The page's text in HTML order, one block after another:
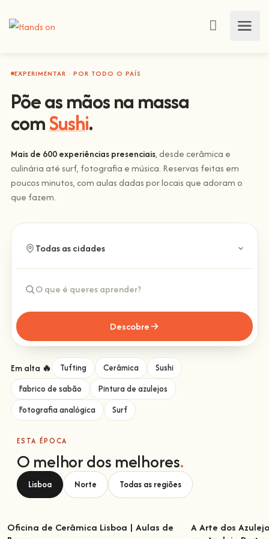
EXPERIMENTAR · POR TODO O PAÍS
Põe as mãos na massa
comSushi.
Mais de 600 experiências presenciais, desde cerâmica e
culinária até surf, fotografia e música. Reservas feitas em
poucos minutos, com aulas dadas por locais que adoram o
que fazem.
Descobre
Em alta 🔥 Tufting Cerâmica
Sushi
Fabrico de sabão
Pintura de azulejos
Fotografia analógica
Surf
ESTA ÉPOCA
O melhor dos melhores.
Lisboa Norte Todas as regiões
Oficina de Cerâmica Lisboa | Aulas de
A Arte dos